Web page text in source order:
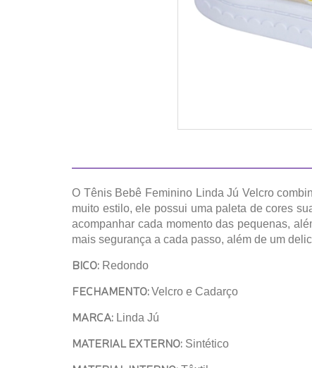
O Tênis Bebê Feminino Linda Jú Velcro
muito estilo, ele possui uma paleta de cores
acompanhar cada momento das pequenas,
mais segurança a cada passo, além de um
BICO: Redondo
FECHAMENTO:Velcro e Cadarço
MARCA: Linda Jú
MATERIAL EXTERNO: Sintético